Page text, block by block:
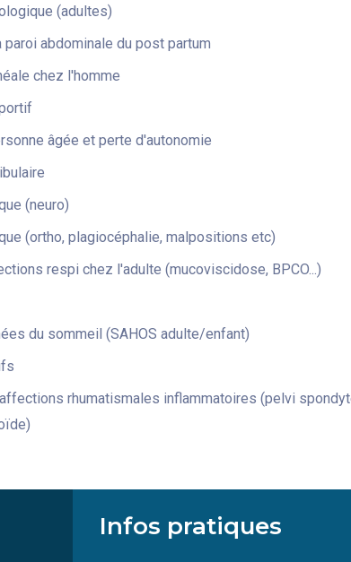
(adultes)
paroi abdominale du post partum
chez l'homme
âgée et perte d'autonomie
(neuro)
(ortho, plagiocéphalie, malpositions etc)
respi chez l'adulte (mucoviscidose, BPCO...)
du sommeil (SAHOS adulte/enfant)
rhumatismales inflammatoires (pelvi
Infos pratiques